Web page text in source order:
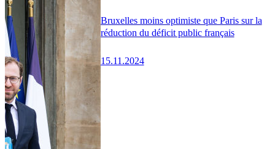
Bruxelles moins optimiste que Paris sur la
réduction du déficit public français
15.11.2024